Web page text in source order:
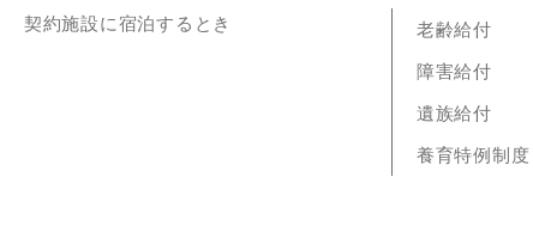
契約施設に宿泊するとき 老齢給付
障害給付
遺族給付
養育特例制度